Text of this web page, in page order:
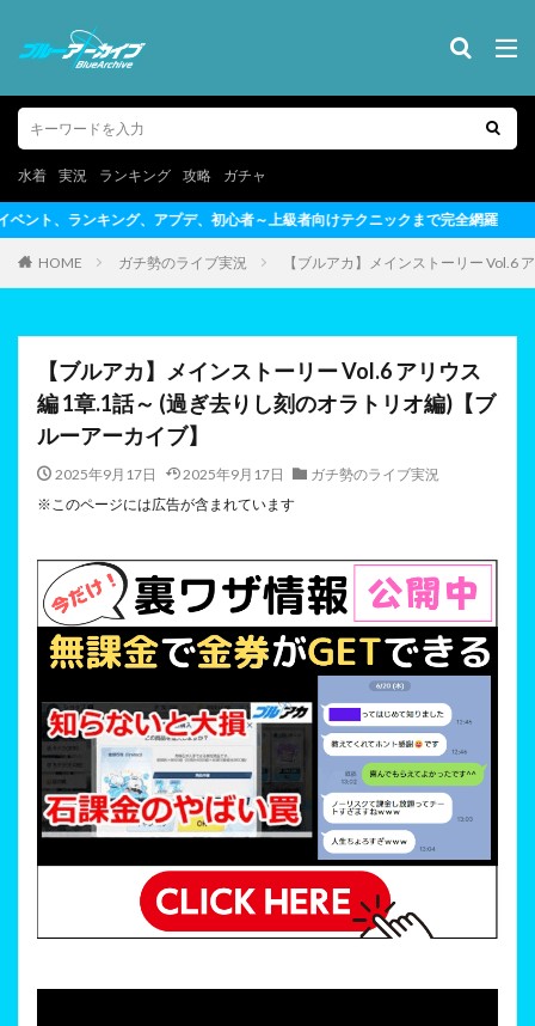
水着 実況 ランキング 攻略 ガチャ
上級者向けテクニックまで完全網羅
HOME ガチ勢のライブ実況 【ブルアカ】メインストーリー Vol.6
【ブルアカ】メインストーリー Vol.6 アリウス
編 1章.1話～ (過ぎ去りし刻のオラトリオ編)【ブ
ルーアーカイブ】
2025年9月17日 2025年9月17日
ガチ勢のライブ実況
※このページには広告が含まれています